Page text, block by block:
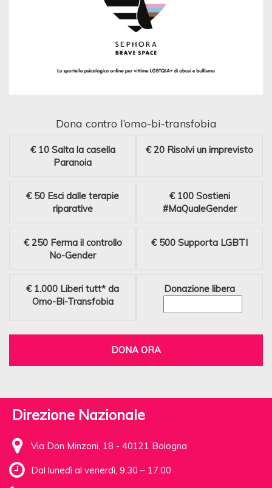
Dona contro l’omo-bi-transfobia
€ 10 Salta la casella
Paranoia
€ 20 Risolvi un imprevisto
€ 50 Esci dalle terapie
riparative
€ 100 Sostieni
#MaQualeGender
€ 250 Ferma il controllo
No-Gender
€ 500 Supporta LGBTI
€ 1.000 Liberi tutt* da
Omo-Bi-Transfobia
Donazione libera
DONA ORA
Direzione Nazionale
Via Don Minzoni, 18 - 40121 Bologna
Dal lunedì al venerdì, 9.30 – 17.00